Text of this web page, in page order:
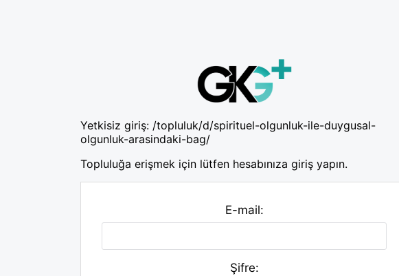
Yetkisiz giriş: /topluluk/d/spirituel-olgunluk-ile-duygusal-
olgunluk-arasindaki-bag/
Topluluğa erişmek için lütfen hesabınıza giriş yapın.
E-mail:
Şifre: